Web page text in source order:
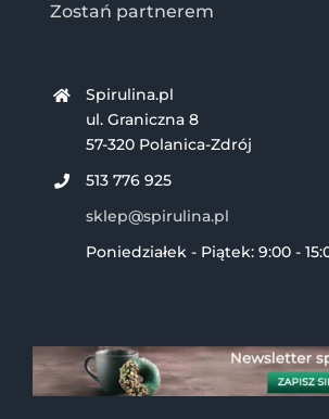
Zostań partnerem
Spirulina.pl
ul. Graniczna 8
57-320 Polanica-Zdrój
513 776 925
sklep@spirulina.pl
Poniedziałek - Piątek: 9:00 -